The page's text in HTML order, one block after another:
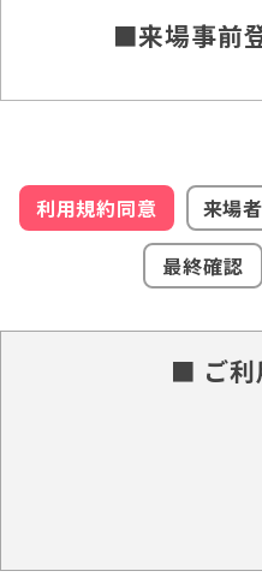
■来場事前
利用規約同意 来場
最終確認
■ ご